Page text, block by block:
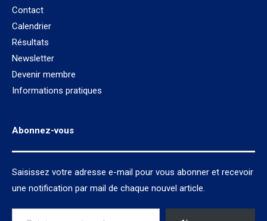
Contact
Calendrier
Résultats
Newsletter
Devenir membre
Informations pratiques
Abonnez-vous
Saisissez votre adresse e-mail pour vous abonner et recevoir
une notification par mail de chaque nouvel article.
Saisissez votre adresse e-mail…